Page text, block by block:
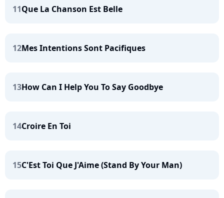
11Que La Chanson Est Belle
12Mes Intentions Sont Pacifiques
13How Can I Help You To Say Goodbye
14Croire En Toi
15C'Est Toi Que J'Aime (Stand By Your Man)